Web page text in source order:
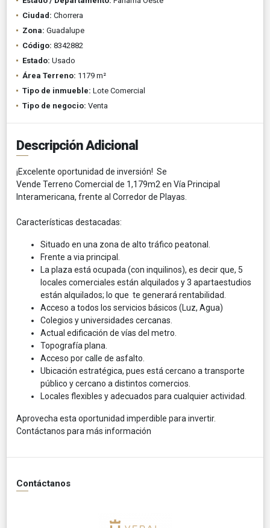
Ciudad: Chorrera
Zona: Guadalupe
Código: 8342882
Estado: Usado
Área Terreno: 1179 m²
Tipo de inmueble: Lote Comercial
Tipo de negocio: Venta
Descripción Adicional
¡Excelente oportunidad de inversión! Se
Vende Terreno Comercial de 1,179m2 en Vía Principal
Interamericana, frente al Corredor de Playas.
Características destacadas:
Situado en una zona de alto tráfico peatonal.
Frente a via principal.
La plaza está ocupada (con inquilinos), es decir que, 5
locales comerciales están alquilados y 3 apartaestudios
están alquilados; lo que te generará rentabilidad.
Acceso a todos los servicios básicos (Luz, Agua)
Colegios y universidades cercanas.
Actual edificación de vías del metro.
Topografía plana.
Acceso por calle de asfalto.
Ubicación estratégica, pues está cercano a transporte
público y cercano a distintos comercios.
Locales flexibles y adecuados para cualquier actividad.
Aprovecha esta oportunidad imperdible para invertir.
Contáctanos para más información
Contáctanos